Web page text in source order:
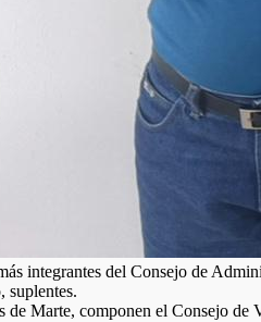
integrantes del Consejo de
suplentes.
de Marte, componen el Consejo